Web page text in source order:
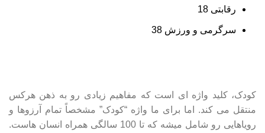
رقابتی 18
سرگرمی و ورزش 38
کودک، کلید واژه ای است که مفاهیم زیادی رو به ذهن هرکس
منتقل می کند. اما برای ما واژه “کودک” مشخصاً تمام آرزوها و
رویاهایی رو شامل میشه که تا 100 سالگی همراه انسان هاست.